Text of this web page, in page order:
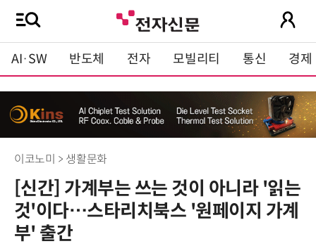
AI·SW 반도체 전자 모빌리티 통신 경제
이코노미 > 생활문화
[신간] 가계부는 쓰는 것이 아니라 '읽는
것'이다…스타리치북스 '원페이지 가계
부' 출간